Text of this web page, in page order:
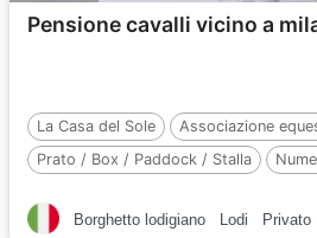
Pensione cavalli vicino a
La Casa del Sole
Associazione
Prato / Box / Paddock / Stalla
Borghetto lodigiano Lodi Privato